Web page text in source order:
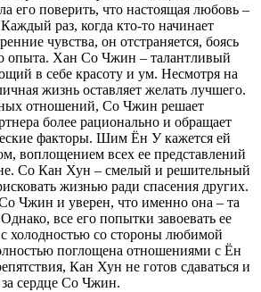
его поверить, что настоящая любовь –
раз, когда кто-то начинает
чувства, он отстраняется, боясь
опыта. Хан Со Чжин – талантливый
в себе красоту и ум. Несмотря на
жизнь оставляет желать лучшего.
отношений, Со Чжин решает
более рационально и обращает
факторы. Шим Ён У кажется ей
воплощением всех ее представлений
Со Кан Хун – смелый и решительный
жизнью ради спасения других.
Чжин и уверен, что именно она – та
все его попытки завоевать ее
с холодностью со стороны любимой
поглощена отношениями с Ён
Кан Хун не готов сдаваться и
сердце Со Чжин.